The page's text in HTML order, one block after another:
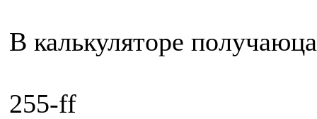
В калькуляторе
255-ff